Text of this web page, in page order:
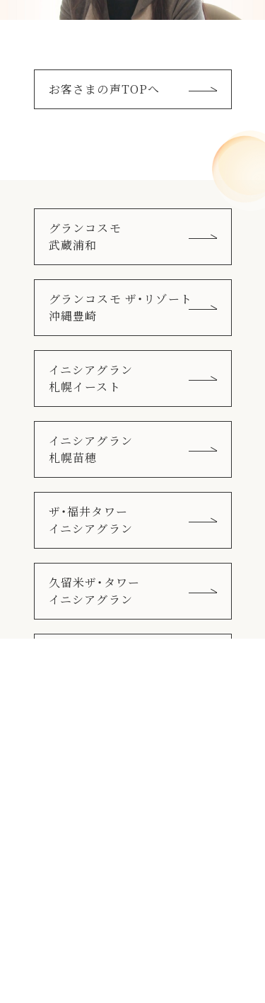
お客さまの声TOPへ
グランコスモ
武蔵浦和
グランコスモ ザ・リゾート
沖縄豊崎
イニシアグラン
札幌イースト
イニシアグラン
札幌苗穂
ザ・福井タワー
イニシアグラン
久留米ザ・タワー
イニシアグラン